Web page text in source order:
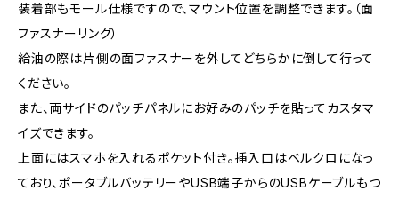
装着部もモール仕様ですので、マウント位置を調整できます。（面
ファスナーリング）
給油の際は片側の面ファスナーを外してどちらかに倒して行って
ください。
また、両サイドのパッチパネルにお好みのパッチを貼ってカスタマ
イズできます。
上面にはスマホを入れるポケット付き。挿入口はベルクロになっ
ており、ポータブルバッテリーやUSB端子からのUSBケーブルもつ